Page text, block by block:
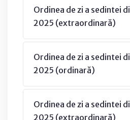
Ordinea de zi a sedintei
2025 (extraordinară)
Ordinea de zi a sedintei
2025 (ordinară)
Ordinea de zi a sedintei
2025 (extraordinară)